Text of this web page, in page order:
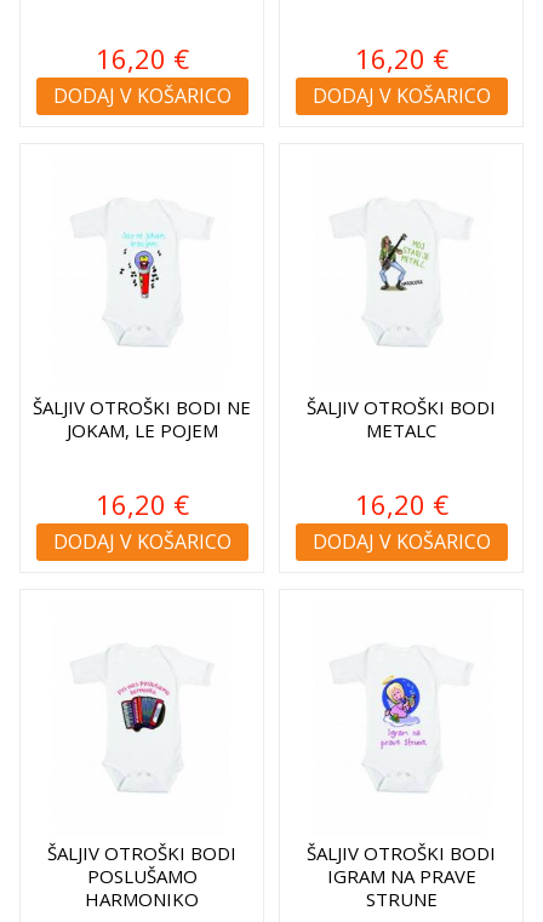
16,20 €
DODAJ V KOŠARICO
16,20 €
DODAJ V KOŠARICO
ŠALJIV OTROŠKI BODI NE
JOKAM, LE POJEM
16,20 €
DODAJ V KOŠARICO
ŠALJIV OTROŠKI BODI
METALC
16,20 €
DODAJ V KOŠARICO
ŠALJIV OTROŠKI BODI
POSLUŠAMO
HARMONIKO
ŠALJIV OTROŠKI BODI
IGRAM NA PRAVE
STRUNE